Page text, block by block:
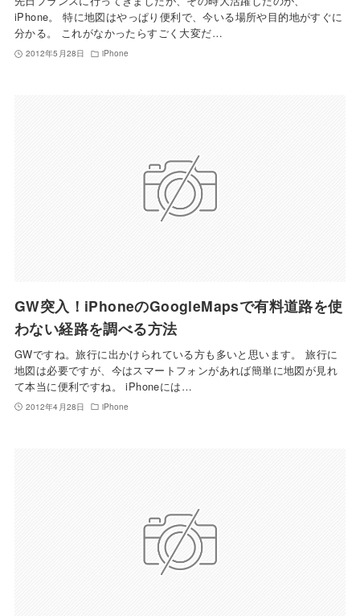
iPhone。 特に地図はやっぱり便利で、今いる場所や目的地がすぐに
分かる。 これがなかったらすごく大変だ…
2012年5月28日 iPhone
GW突入！iPhoneのGoogleMapsで有料道路を使
わない経路を調べる方法
GWですね。旅行に出かけられている方も多いと思います。 旅行に
地図は必要ですが、今はスマートフォンがあれば簡単に地図が見れ
て本当に便利ですね。 iPhoneには…
2012年4月28日 iPhone